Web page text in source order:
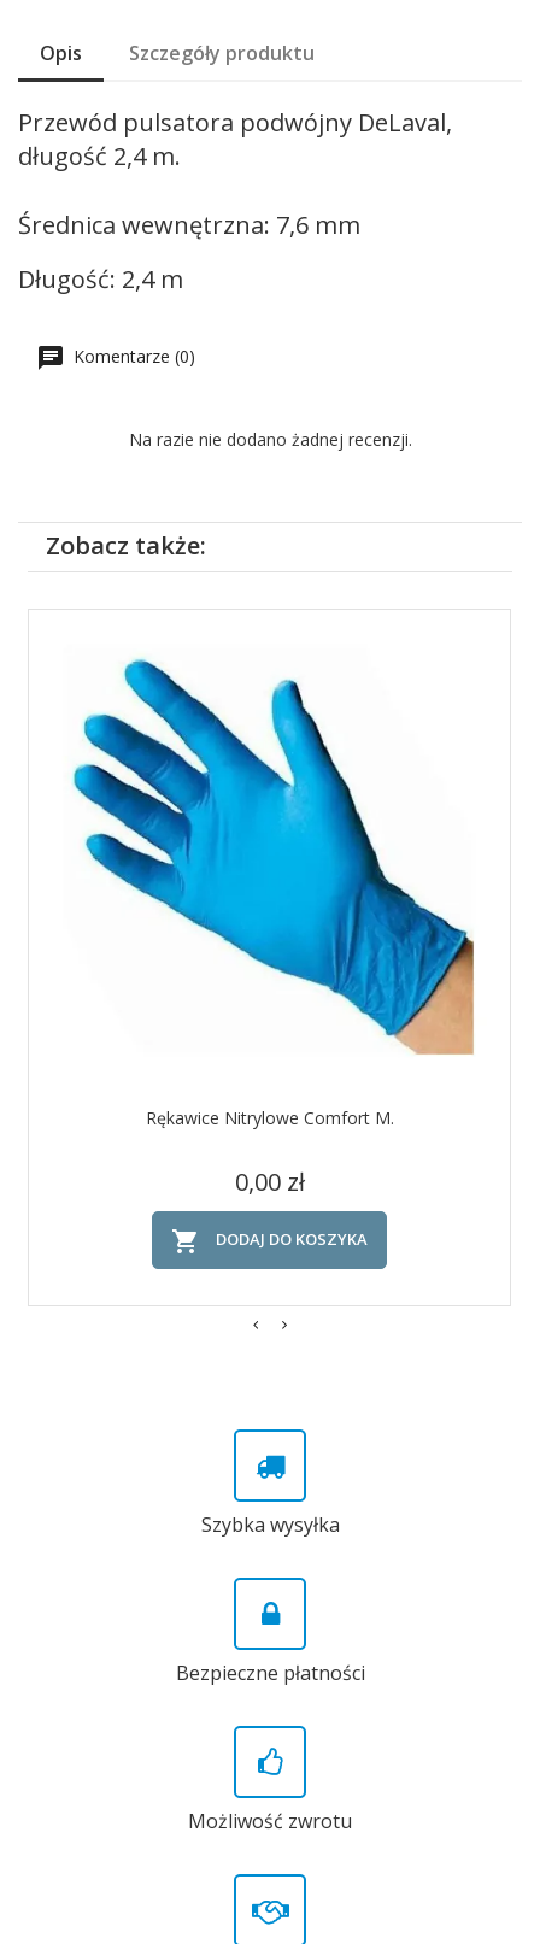
Opis Szczegóły produktu
Przewód pulsatora podwójny DeLaval,
długość 2,4 m.
Średnica wewnętrzna: 7,6 mm
Długość: 2,4 m
Komentarze (0)
Na razie nie dodano żadnej recenzji.
Zobacz także:
Rękawice Nitrylowe Comfort M.
Cena
0,00 zł
 DODAJ DO KOSZYKA
Szybka wysyłka
Bezpieczne płatności
Możliwość zwrotu